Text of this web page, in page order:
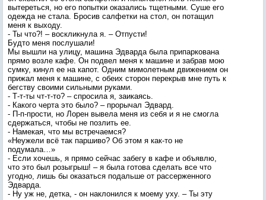
вытереться, но его попытки оказались тщетными. Суше его
одежда не стала. Бросив салфетки на стол, он потащил
меня к выходу.
- Ты что?! – воскликнула я. – Отпусти!
Будто меня послушали!
Мы вышли на улицу, машина Эдварда была припаркована
прямо возле кафе. Он подвел меня к машине и забрав мою
сумку, кинул ее на капот. Одним мимолетным движением он
прижал меня к машине, с обеих сторон перекрыв мне путь к
бегству своими сильными руками.
- Т-т-ты чт-т-то? – спросила я, заикаясь.
- Какого черта это было? – прорычал Эдвард.
- П-п-прости, но Лорен вывела меня из себя и я не смогла
сдержаться, чтобы не позлить ее.
- Намекая, что мы встречаемся?
«Неужели всё так паршиво? Об этом я как-то не
подумала…»
- Если хочешь, я прямо сейчас забегу в кафе и объявлю,
что это был розыгрыш! – я была готова сделать все что
угодно, лишь бы оказаться подальше от рассерженного
Эдварда.
- Ну уж не, детка, - он наклонился к моему уху. – Ты эту